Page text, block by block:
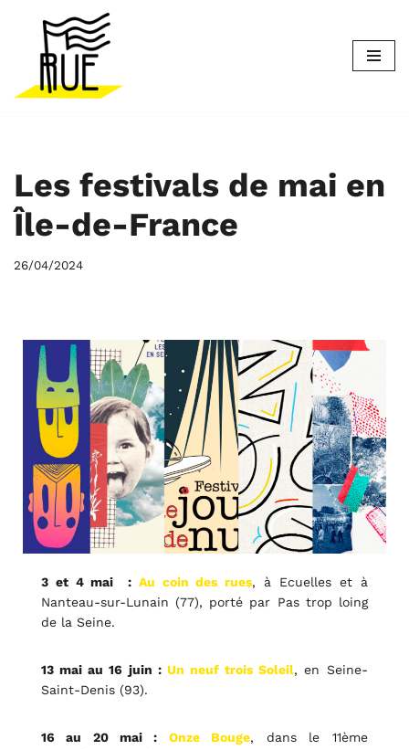
Aller
contenu
Les festivals de mai en
Île-de-France
26/04/2024
3 et 4 mai : Au coin des rues, à Ecuelles et à
Nanteau-sur-Lunain (77), porté par Pas trop loing
de la Seine.
13 mai au 16 juin : Un neuf trois Soleil, en Seine-
Saint-Denis (93).
16 au 20 mai : Onze Bouge, dans le 11ème